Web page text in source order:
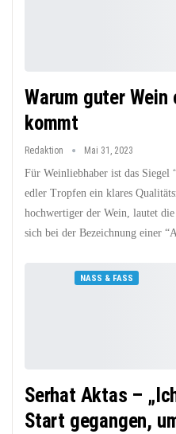
Warum guter
kommt
Redaktion Mai 31, 2023
Für Weinliebhaber ist das Siegel
edler Tropfen ein klares
hochwertiger der Wein, lautet
sich bei der Bezeichnung einer
NASS & FASS
Serhat Aktas –
Start gegangen,